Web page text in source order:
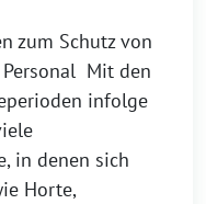
zum Schutz von
Mit den
infolge
in denen sich
Horte,